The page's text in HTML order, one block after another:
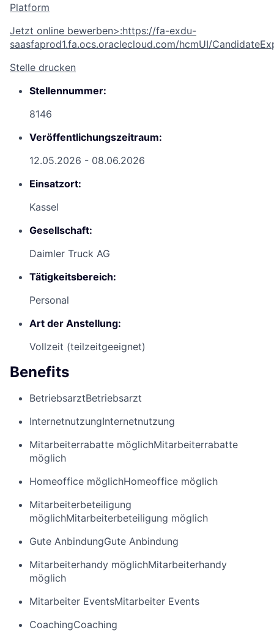
Platform
Jetzt online bewerben>:https://fa-exdu-
saasfaprod1.fa.ocs.oraclecloud.com/hcmUI/
Stelle drucken
Stellennummer:
8146
Veröffentlichungszeitraum:
12.05.2026 - 08.06.2026
Einsatzort:
Kassel
Gesellschaft:
Daimler Truck AG
Tätigkeitsbereich:
Personal
Art der Anstellung:
Vollzeit (teilzeitgeeignet)
Benefits
BetriebsarztBetriebsarzt
InternetnutzungInternetnutzung
Mitarbeiterrabatte möglichMitarbeiterrabatte
möglich
Homeoffice möglichHomeoffice möglich
Mitarbeiterbeteiligung
möglichMitarbeiterbeteiligung möglich
Gute AnbindungGute Anbindung
Mitarbeiterhandy möglichMitarbeiterhandy
möglich
Mitarbeiter EventsMitarbeiter Events
CoachingCoaching